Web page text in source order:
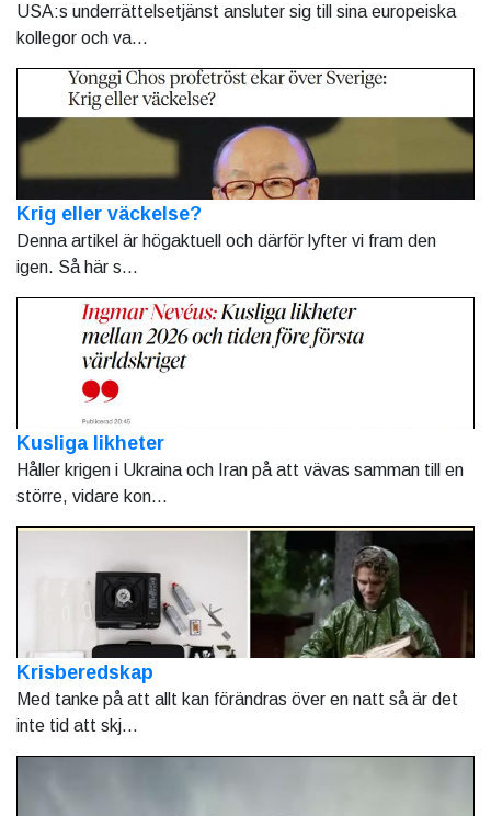
USA:s underrättelsetjänst ansluter sig till sina europeiska
kollegor och va...
Krig eller väckelse?
Denna artikel är högaktuell och därför lyfter vi fram den
igen. Så här s...
Kusliga likheter
Håller krigen i Ukraina och Iran på att vävas samman till en
större, vidare kon...
Krisberedskap
Med tanke på att allt kan förändras över en natt så är det
inte tid att skj...